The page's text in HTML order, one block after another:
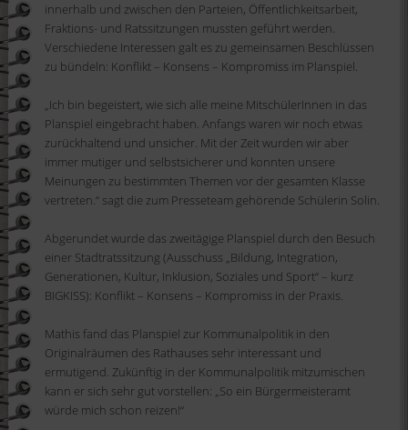
innerhalb und zwischen den Parteien, Öffentlichkeitsarbeit,
Fraktions- und Ratssitzungen mussten geführt werden.
Verschiedene Interessen galt es zu gemeinsamen Beschlüssen
zu bündeln: Konflikt – Konsens – Kompromiss im Planspiel.
„Ich bin begeistert, wie sich alle meine MitschülerInnen in das
Planspiel eingebracht haben. Anfangs waren wir noch etwas
zurückhaltend und unsicher. Mit der Zeit wurden wir aber
immer mutiger und selbstsicherer und konnten unsere
Meinungen zu bestimmten Themen vor der gesamten Klasse
vertreten.“sagt die zum Presseteam gehörende Schülerin Solin.
Abgerundet wurde das zweitägige Planspiel durch den Besuch
einer Stadtratssitzung (Ausschuss „Bildung, Integration,
Generationen, Kultur, Inklusion, Soziales und Sport“– kurz
BIGKISS): Konflikt – Konsens – Kompromiss in der Praxis.
Mathis fand das Planspiel zur Kommunalpolitik in den
Originalräumen des Rathauses sehr interessant und
ermutigend. Zukünftig in der Kommunalpolitik mitzumischen
kann er sich sehr gut vorstellen: „So ein Bürgermeisteramt
würde mich schon reizen!“